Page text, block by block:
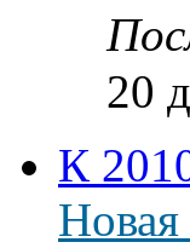
20
К